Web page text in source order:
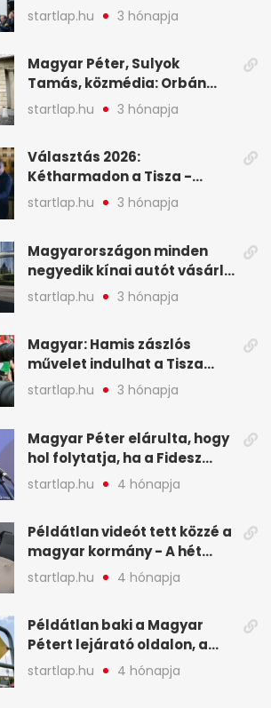
startlap.hu 3 hónapja
Magyar Péter, Sulyok
Tamás, közmédia: Orbán
Viktor április 13. óta hallgat,
közben pörögnek az
startlap.hu 3 hónapja
Választás 2026:
Kétharmadon a Tisza -
mutatjuk, hogyan alakulnak
a mandátumok
startlap.hu 3 hónapja
Magyarországon minden
negyedik kínai autót vásárló
a Chery mellett döntött (X)
startlap.hu 3 hónapja
Magyar: Hamis zászlós
művelet indulhat a Tisza
ellen a választás napján - A
hét legfontosabb eseményei
startlap.hu 3 hónapja
Magyar Péter elárulta, hogy
hol folytatja, ha a Fidesz
nyeri a választást - A hét
legfontosabb hírei
startlap.hu 4 hónapja
Példátlan videót tett közzé a
magyar kormány - A hét
legfontosabb hírei
képekben
startlap.hu 4 hónapja
Példátlan baki a Magyar
Pétert lejárató oldalon, a
Lidlnek azonnal lépnie
kellett - A hét legfontosabb
startlap.hu 4 hónapja